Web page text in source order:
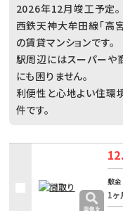
2026年12月竣工予定。
西鉄天神大牟田線「高
の賃貸マンションです。
駅周辺にはスーパーや
にも困りません。
利便性と心地よい住環
件です。
敷
1